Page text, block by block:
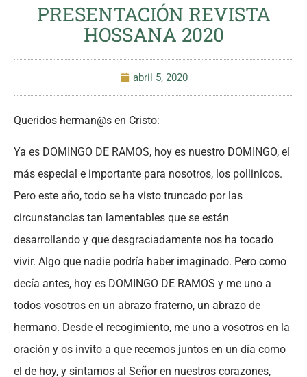
PRESENTACIÓN REVISTA
HOSSANA 2020
abril 5, 2020
Queridos herman@s en Cristo:
Ya es DOMINGO DE RAMOS, hoy es nuestro DOMINGO, el
más especial e importante para nosotros, los pollinicos.
Pero este año, todo se ha visto truncado por las
circunstancias tan lamentables que se están
desarrollando y que desgraciadamente nos ha tocado
vivir. Algo que nadie podría haber imaginado. Pero como
decía antes, hoy es DOMINGO DE RAMOS y me uno a
todos vosotros en un abrazo fraterno, un abrazo de
hermano. Desde el recogimiento, me uno a vosotros en la
oración y os invito a que recemos juntos en un día como
el de hoy, y sintamos al Señor en nuestros corazones,